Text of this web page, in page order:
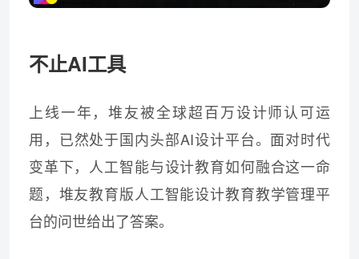
不止AI工具
上线一年，堆友被全球超百万设计师认可运
用，已然处于国内头部AI设计平台。面对时代
变革下，人工智能与设计教育如何融合这一命
题，堆友教育版人工智能设计教育教学管理平
台的问世给出了答案。